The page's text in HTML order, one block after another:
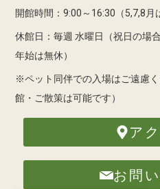
開館時間：9:00～16:30（5,7,8月
休館日：毎週 水曜日（祝日の場
年始は無休）
※ペット同伴での入場はご遠慮く
館・ご散策は可能です）
ア
お問